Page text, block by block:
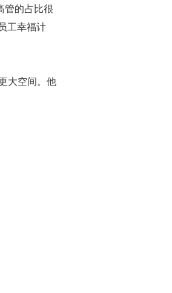
管的占比很
工幸福计
大空间。他